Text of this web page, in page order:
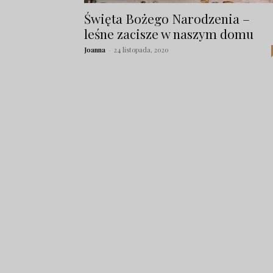
Święta Bożego Narodzenia –
leśne zacisze w naszym domu
Joanna - 24 listopada, 2020